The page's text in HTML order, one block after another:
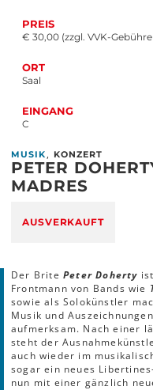
PREIS
€ 30,00 (zzgl. VVK-
ORT
Saal
EINGANG
C
MUSIK , KONZERT
PETER
MADRES
AUSVERKAUFT
Der Brite Peter Doherty
Frontmann von Bands wie
sowie als Solokünstler
Musik und
aufmerksam. Nach einer
steht der
auch wieder im
sogar ein neues
nun mit einer gänzlich